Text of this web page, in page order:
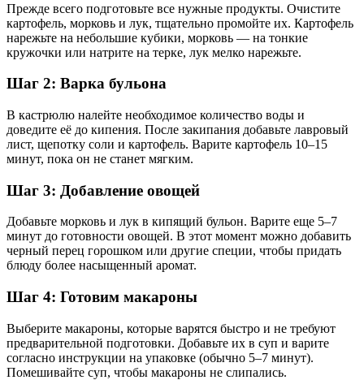
Прежде всего подготовьте все нужные продукты. Очистите
картофель, морковь и лук, тщательно промойте их. Картофель
нарежьте на небольшие кубики, морковь — на тонкие
кружочки или натрите на терке, лук мелко нарежьте.
Шаг 2: Варка бульона
В кастрюлю налейте необходимое количество воды и
доведите её до кипения. После закипания добавьте лавровый
лист, щепотку соли и картофель. Варите картофель 10–15
минут, пока он не станет мягким.
Шаг 3: Добавление овощей
Добавьте морковь и лук в кипящий бульон. Варите еще 5–7
минут до готовности овощей. В этот момент можно добавить
черный перец горошком или другие специи, чтобы придать
блюду более насыщенный аромат.
Шаг 4: Готовим макароны
Выберите макароны, которые варятся быстро и не требуют
предварительной подготовки. Добавьте их в суп и варите
согласно инструкции на упаковке (обычно 5–7 минут).
Помешивайте суп, чтобы макароны не слипались.